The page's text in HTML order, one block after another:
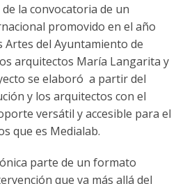
la convocatoria de un
promovido en el año
Artes del Ayuntamiento de
arquitectos María Langarita y
se elaboró a partir del
y los arquitectos con el
versátil y accesible para el
que es Medialab.
parte de un formato
que va más allá del